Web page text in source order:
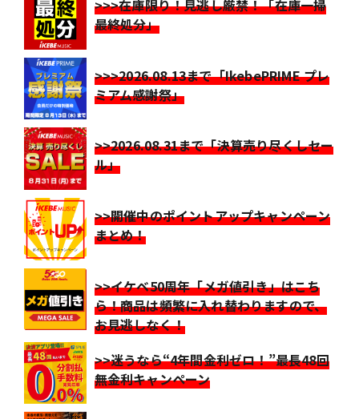
>>>在庫限り！見逃し厳禁！「在庫一掃
最終処分」
>>>2026.08.13まで「IkebePRIME プレ
ミアム感謝祭」
>>2026.08.31まで「決算売り尽くしセー
ル」
>>開催中のポイントアップキャンペーン
まとめ！
>>イケベ50周年「メガ値引き」はこち
ら！商品は頻繁に入れ替わりますので、
お見逃しなく！
>>迷うなら“4年間金利ゼロ！”最長48回
無金利キャンペーン